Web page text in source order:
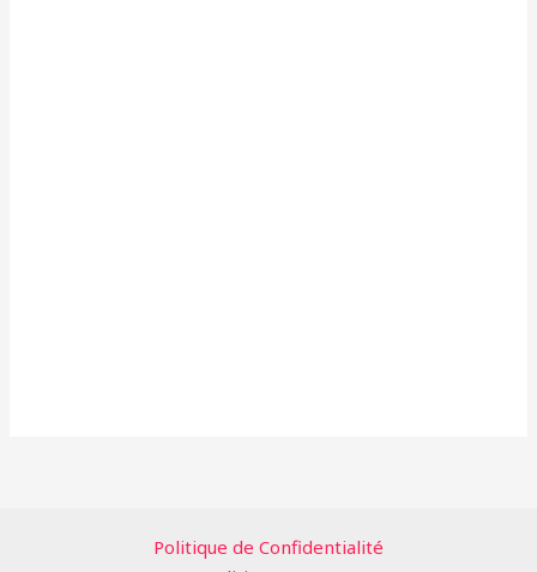
Politique de Confidentialité